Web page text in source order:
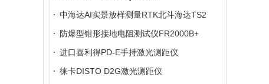
中海达AI实景放样测量RTK北斗海达TS2
防爆型钳形接地电阻测试仪FR2000B+
进口喜利得PD-E手持激光测距仪
徕卡DISTO D2G激光测距仪